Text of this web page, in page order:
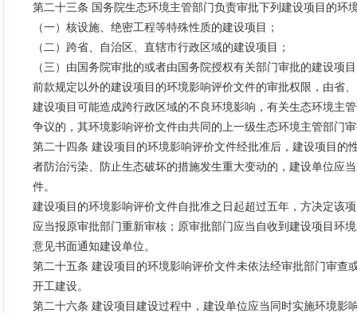
第二十三条 国务院生态环境主管部门负责审批下列建设项目的环
（一）核设施、绝密工程等特殊性质的建设项目；
（二）跨省、自治区、直辖市行政区域的建设项目；
（三）由国务院审批的或者由国务院授权有关部门审批的建设项
前款规定以外的建设项目的环境影响评价文件的审批权限，由省
建设项目可能造成跨行政区域的不良环境影响，有关生态环境主
争议的，其环境影响评价文件由共同的上一级生态环境主管部门
第二十四条 建设项目的环境影响评价文件经批准后，建设项目的
者防治污染、防止生态破坏的措施发生重大变动的，建设单位应
件。
建设项目的环境影响评价文件自批准之日起超过五年，方决定该
应当报原审批部门重新审核；原审批部门应当自收到建设项目环
意见书面通知建设单位。
第二十五条 建设项目的环境影响评价文件未依法经审批部门审查
开工建设。
第二十六条 建设项目建设过程中，建设单位应当同时实施环境影